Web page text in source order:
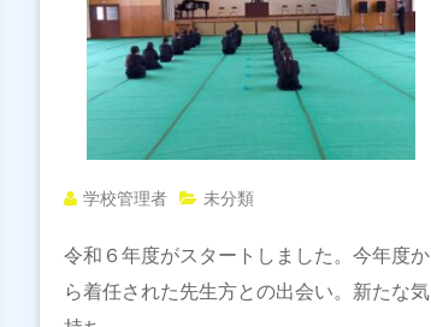
学校管理者 未分類
令和６年度がスタートしました。今年度か
ら着任された先生方との出会い。新たな気